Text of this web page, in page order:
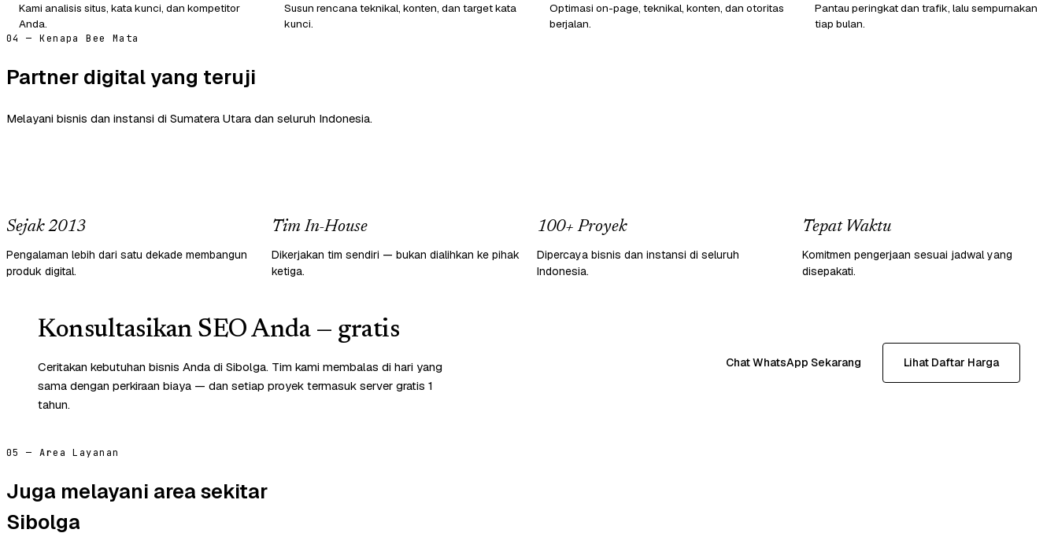
Kami analisis situs, kata kunci, dan kompetitor
Anda.
Susun rencana teknikal, konten, dan target kata
kunci.
Optimasi on-page, teknikal, konten, dan otoritas
berjalan.
Pantau peringkat dan trafik, lalu sempurnakan
tiap bulan.
04 — Kenapa Bee Mata
Partner digital yang teruji
Melayani bisnis dan instansi di Sumatera Utara dan seluruh Indonesia.
Sejak 2013
Pengalaman lebih dari satu dekade membangun
produk digital.
Tim In-House
Dikerjakan tim sendiri — bukan dialihkan ke pihak
ketiga.
100+ Proyek
Dipercaya bisnis dan instansi di seluruh
Indonesia.
Tepat Waktu
Komitmen pengerjaan sesuai jadwal yang
disepakati.
Konsultasikan SEO Anda — gratis
Ceritakan kebutuhan bisnis Anda di Sibolga. Tim kami membalas di hari yang
sama dengan perkiraan biaya — dan setiap proyek termasuk server gratis 1
tahun.
Chat WhatsApp Sekarang Lihat Daftar Harga
05 — Area Layanan
Juga melayani area sekitar
Sibolga